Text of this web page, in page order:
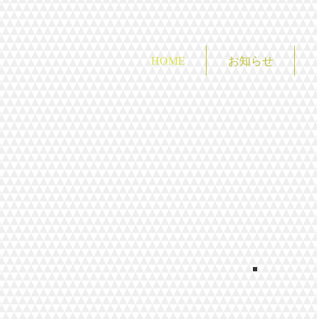
HOME お知らせ